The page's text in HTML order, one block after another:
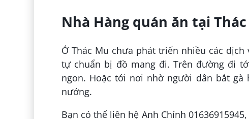
Nhà Hàng quán ăn tại
Ở Thác Mu chưa phát triển nhiều các
tự chuẩn bị đồ mang đi. Trên đường đi
ngon. Hoặc tới nơi nhờ người dân bắt gà
nướng.
Bạn có thể liên hệ Anh Chính